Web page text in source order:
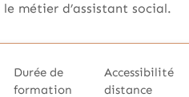
métier d’assistant social.
Durée de
formation
Accessibilité
distance